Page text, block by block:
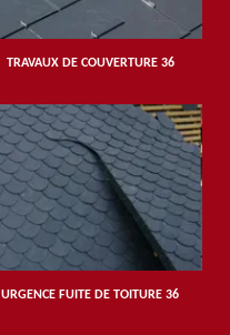
TRAVAUX DE COUVERTURE 36
URGENCE FUITE DE TOITURE 36